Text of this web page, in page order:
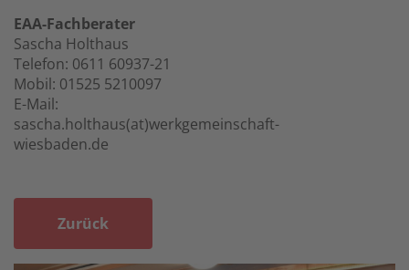
EAA-Fachberater
Sascha Holthaus
Telefon: 0611 60937-21
Mobil: 01525 5210097
E-Mail:
sascha.holthaus(at)werkgemeinschaft-
wiesbaden.de
Zurück